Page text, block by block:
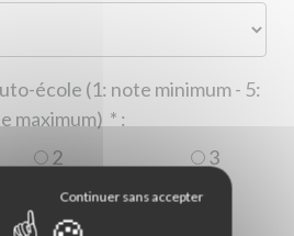
école (1: note minimum - 5:
* :
2
3
5